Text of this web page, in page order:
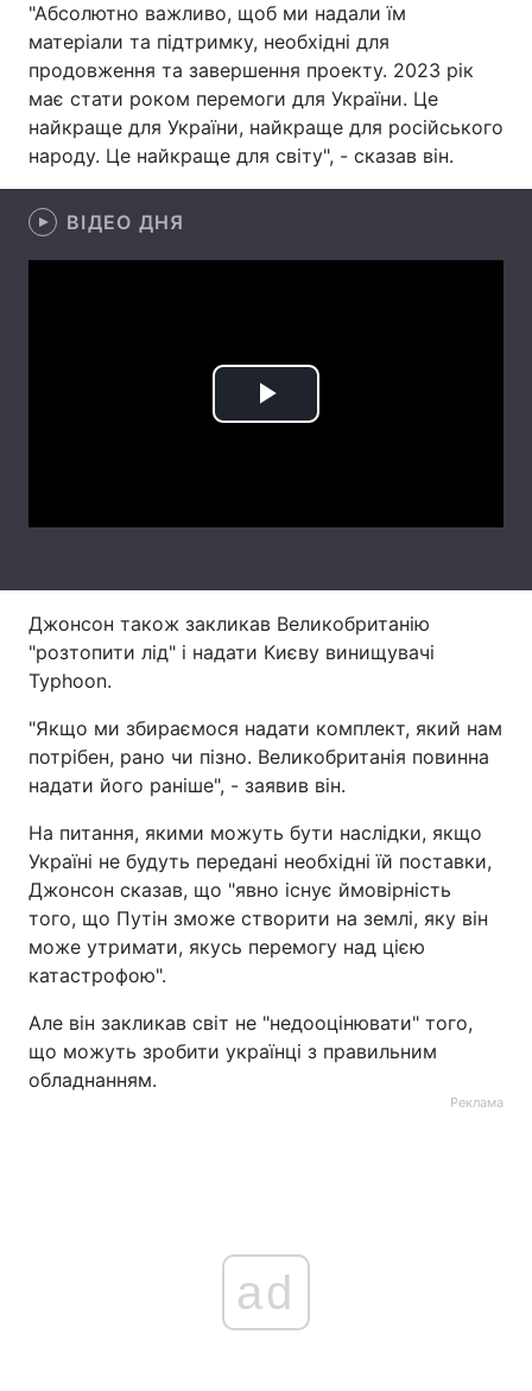
Здоров'я Туризм
Цікавинки Погода
Екологія Регіони
Лонгріди
Відео з Youtube Статті
Вакансії
Тема оформлення
"Абсолютно важливо, щоб ми надали їм
матеріали та підтримку, необхідні для
продовження та завершення проекту. 2023 рік
має стати роком перемоги для України. Це
найкраще для України, найкраще для російського
народу. Це найкраще для світу", - сказав він.
ВІДЕО ДНЯ
Play
Джонсон також закликав Великобританію
"розтопити лід" і надати Києву винищувачі
Typhoon.
"Якщо ми збираємося надати комплект, який нам
потрібен, рано чи пізно. Великобританія повинна
надати його раніше", - заявив він.
На питання, якими можуть бути наслідки, якщо
Україні не будуть передані необхідні їй поставки,
Джонсон сказав, що "явно існує ймовірність
того, що Путін зможе створити на землі, яку він
може утримати, якусь перемогу над цією
катастрофою".
Але він закликав світ не "недооцінювати" того,
що можуть зробити українці з правильним
обладнанням.
Реклама
ad